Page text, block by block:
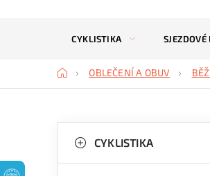
CYKLISTIKA SJEZDOVÉ
DomůOBLEČENÍ A OBUV
o
kategorieCYKLISTIKA